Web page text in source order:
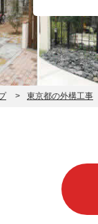
東京都の外構工事